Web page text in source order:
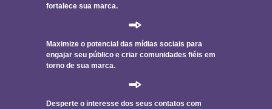
fortalece sua marca.
Maximize o potencial das mídias sociais para
engajar seu público e criar comunidades fiéis em
torno de sua marca.
Desperte o interesse dos seus contatos com